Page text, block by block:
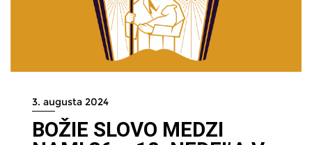
3. augusta 2024
BOŽIE SLOVO MEDZI